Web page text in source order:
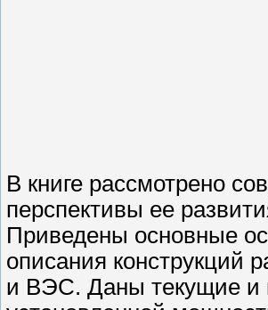
В книге рассмотрено
перспективы ее
Приведены основные
описания конструкций
и ВЭС. Даны текущие и